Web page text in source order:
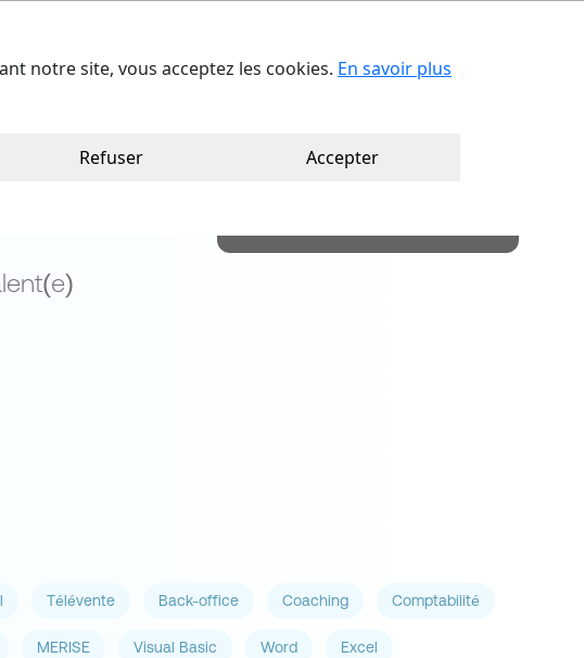
Contact Trouver votre consultant
Télévente Back-office Coaching Comptabilité
MERISE Visual Basic Word Excel
notre site, vous acceptez les cookies. En savoir plus
Refuser Accepter